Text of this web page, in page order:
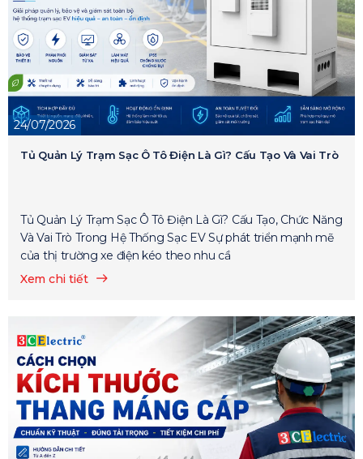
24/07/2026
Tủ Quản Lý Trạm Sạc Ô Tô Điện Là Gì? Cấu Tạo Và Vai Trò
Tủ Quản Lý Trạm Sạc Ô Tô Điện Là Gì? Cấu Tạo, Chức Năng
Và Vai Trò Trong Hệ Thống Sạc EV Sự phát triển mạnh mẽ
của thị trường xe điện kéo theo nhu cầ
Xem chi tiết